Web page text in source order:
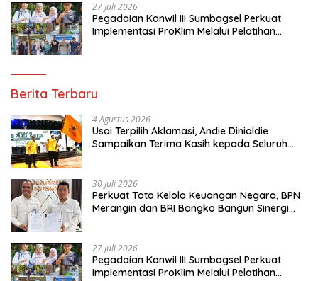
27 Juli 2026
Pegadaian Kanwil III Sumbagsel Perkuat
Implementasi ProKlim Melalui Pelatihan
Berita Terbaru
4 Agustus 2026
Usai Terpilih Aklamasi, Andie Dinialdie
Sampaikan Terima Kasih kepada Seluruh
30 Juli 2026
Perkuat Tata Kelola Keuangan Negara, BPN
Merangin dan BRI Bangko Bangun Sinergi
27 Juli 2026
Pegadaian Kanwil III Sumbagsel Perkuat
Implementasi ProKlim Melalui Pelatihan